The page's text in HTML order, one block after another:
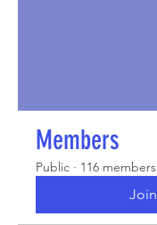
Members
Public · 116 members
Join